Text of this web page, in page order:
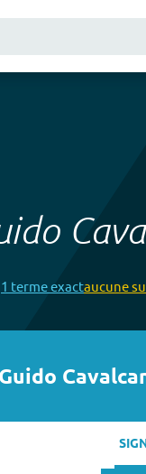
1 termeexactaucune
Guido